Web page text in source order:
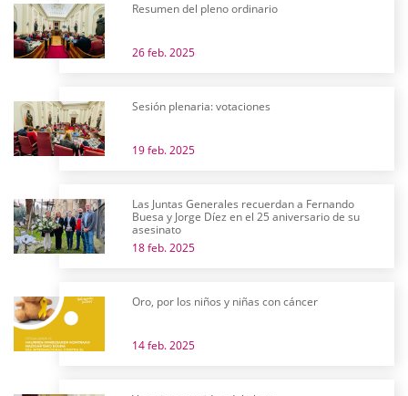
Resumen del pleno ordinario
26 feb. 2025
Sesión plenaria: votaciones
19 feb. 2025
Las Juntas Generales recuerdan a Fernando
Buesa y Jorge Díez en el 25 aniversario de su
asesinato
18 feb. 2025
Oro, por los niños y niñas con cáncer
14 feb. 2025